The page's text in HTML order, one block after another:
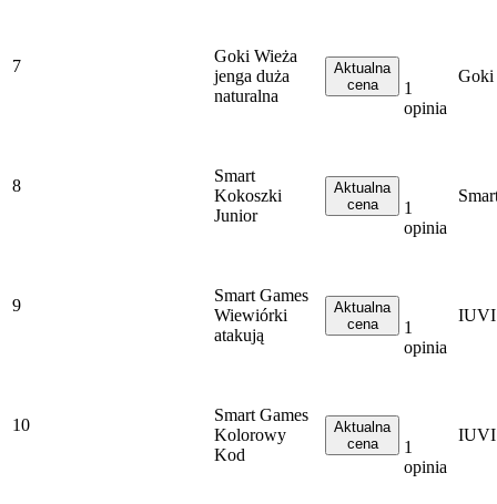
7
Goki Wieża
jenga duża
naturalna
Aktualna
cena
1
opinia
Goki
8
Smart
Kokoszki
Junior
Aktualna
cena
1
opinia
9
Smart Games
Wiewiórki
atakują
Aktualna
cena
1
opinia
IUVI
10
Smart Games
Kolorowy
Kod
Aktualna
cena
1
opinia
IUVI